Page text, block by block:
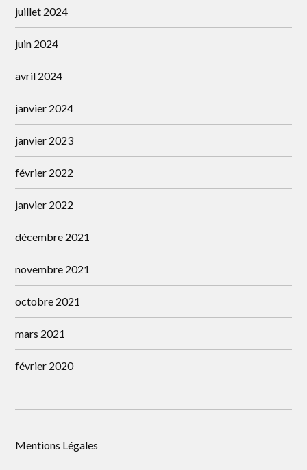
juillet 2024
juin 2024
avril 2024
janvier 2024
janvier 2023
février 2022
janvier 2022
décembre 2021
novembre 2021
octobre 2021
mars 2021
février 2020
Mentions Légales